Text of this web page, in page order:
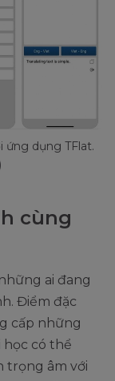
ứng dụng TFlat.
cùng
ai đang
Điểm đặc
cấp những
có thể
trọng âm với